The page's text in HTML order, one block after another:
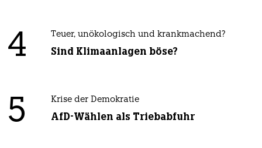
4 Teuer, unökologisch und krankmachend?
Sind Klimaanlagen böse?
5 Krise der Demokratie
AfD-Wählen als Triebabfuhr